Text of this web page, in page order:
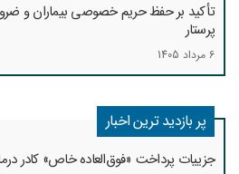
تأکید بر حفظ حریم خصوصی بیماران و
پرستار
6 مرداد 1405
پر بازدید ترین اخبار
جزییات پرداخت «فوق‌العاده خاص» کادر